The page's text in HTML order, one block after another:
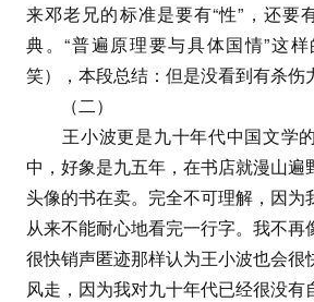
来邓老兄的标准是要有“性”，还要
典。“普遍原理要与具体国情”这
笑），本段总结：但是没看到有杀伤
（二）
王小波更是九十年代中国文学
中，好象是九五年，在书店就漫山遍
头像的书在卖。完全不可理解，因为
从来不能耐心地看完一行字。我不再
很快销声匿迹那样认为王小波也会很
风走，因为我对九十年代已经很没有